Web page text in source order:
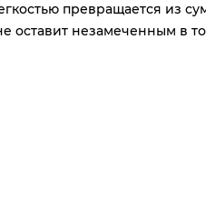
превращается из
оставит незамеченным в